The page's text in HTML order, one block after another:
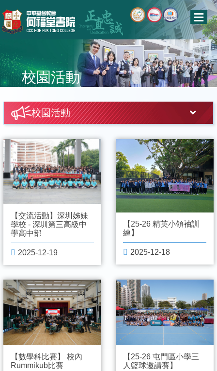
校園活動
校園活動
【交流活動】深圳姊妹
學校 - 深圳第三高級中
學高中部
2025-12-19
【25-26 精英小領袖訓
練】
2025-12-18
【數學科比賽】 校內
Rummikub比賽
【25-26 屯門區小學三
人籃球邀請賽】